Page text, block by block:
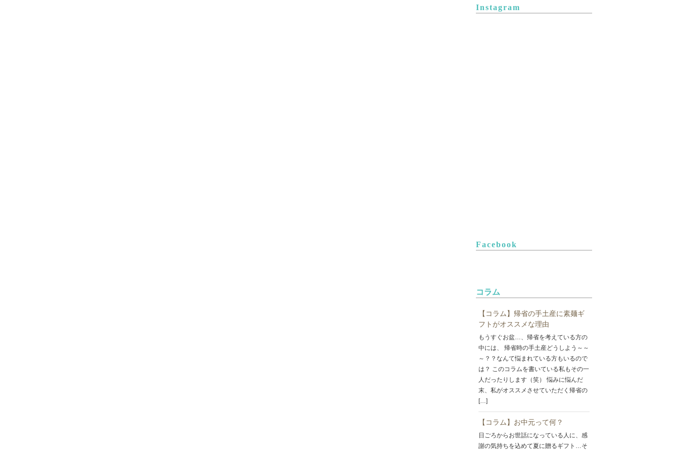
Instagram
Facebook
コラム
【コラム】帰省の手土産に素麺ギ
フトがオススメな理由
もうすぐお盆…、帰省を考えている方の
中には、 帰省時の手土産どうしよう～～
～？？なんて悩まれている方もいるので
は？ このコラムを書いている私もその一
人だったりします（笑） 悩みに悩んだ
末、私がオススメさせていただく帰省の
[…]
【コラム】お中元って何？
日ごろからお世話になっている人に、感
謝の気持ちを込めて夏に贈るギフト…そ